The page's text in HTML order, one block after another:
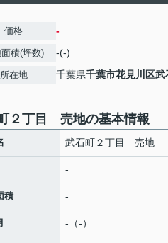
価格 -
積(坪数) -(-)
所在地 千葉県千葉市花見川区武
２丁目 売地の基本情報
武石町２丁目 売地
-
積 -
-（-）